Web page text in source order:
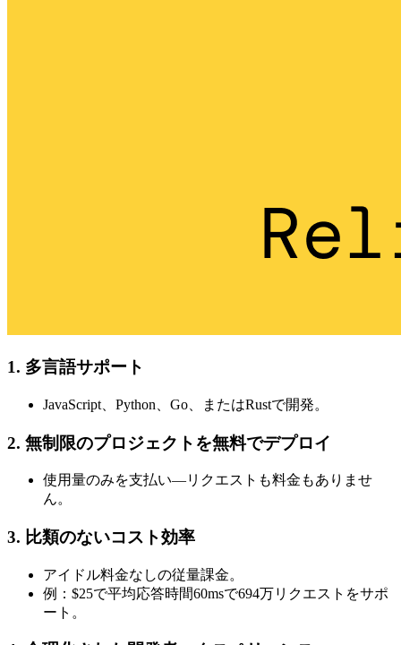
1. 多言語サポート
JavaScript、Python、Go、またはRustで開発。
2. 無制限のプロジェクトを無料でデプロイ
使用量のみを支払い—リクエストも料金もありませ
ん。
3. 比類のないコスト効率
アイドル料金なしの従量課金。
例：$25で平均応答時間60msで694万リクエストをサポ
ート。